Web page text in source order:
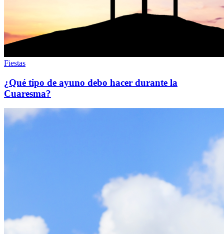
Fiestas
¿Qué tipo de ayuno debo hacer durante la
Cuaresma?